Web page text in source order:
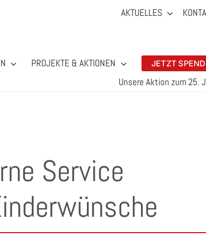
AKTUELLES
PROJEKTE & AKTIONEN JETZT
Unsere Aktion zum 25.
Service